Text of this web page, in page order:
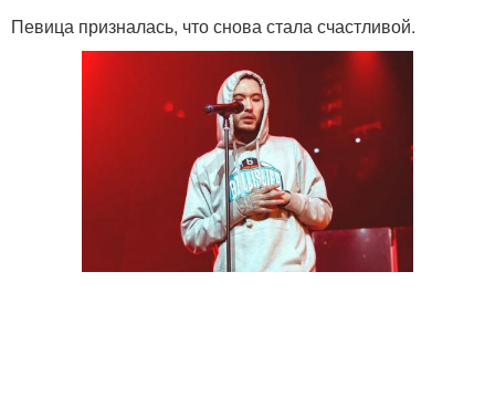
Певица призналась, что снова стала счастливой.